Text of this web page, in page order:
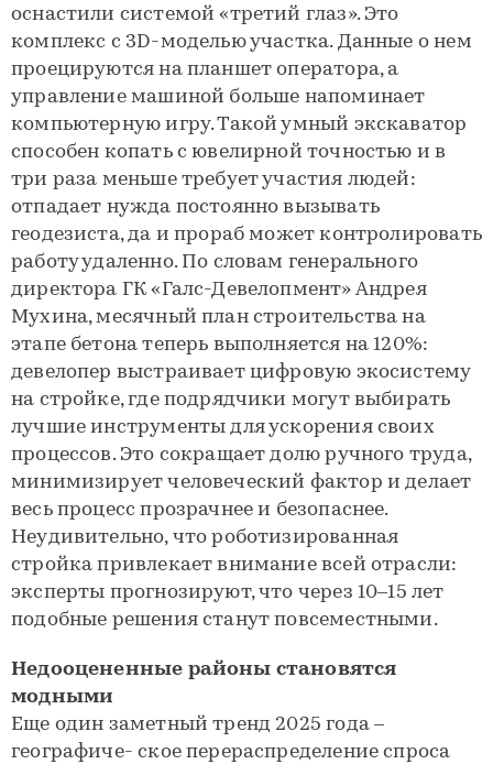
оснастили системой «третий глаз». Это
комплекс с 3D-моделью участка. Данные о нем
проецируются на планшет оператора, а
управление машиной больше напоминает
компьютерную игру. Такой умный экскаватор
способен копать с ювелирной точностью и в
три раза меньше требует участия людей:
отпадает нужда постоянно вызывать
геодезиста, да и прораб может контролировать
работу удаленно. По словам генерального
директора ГК «Галс-Девелопмент» Андрея
Мухина, месячный план строительства на
этапе бетона теперь выполняется на 120%:
девелопер выстраивает цифровую экосистему
на стройке, где подрядчики могут выбирать
лучшие инструменты для ускорения своих
процессов. Это сокращает долю ручного труда,
минимизирует человеческий фактор и делает
весь процесс прозрачнее и безопаснее.
Неудивительно, что роботизированная
стройка привлекает внимание всей отрасли:
эксперты прогнозируют, что через 10–15 лет
подобные решения станут повсеместными.
Недооцененные районы становятся
модными
Еще один заметный тренд 2025 года –
географиче- ское перераспределение спроса